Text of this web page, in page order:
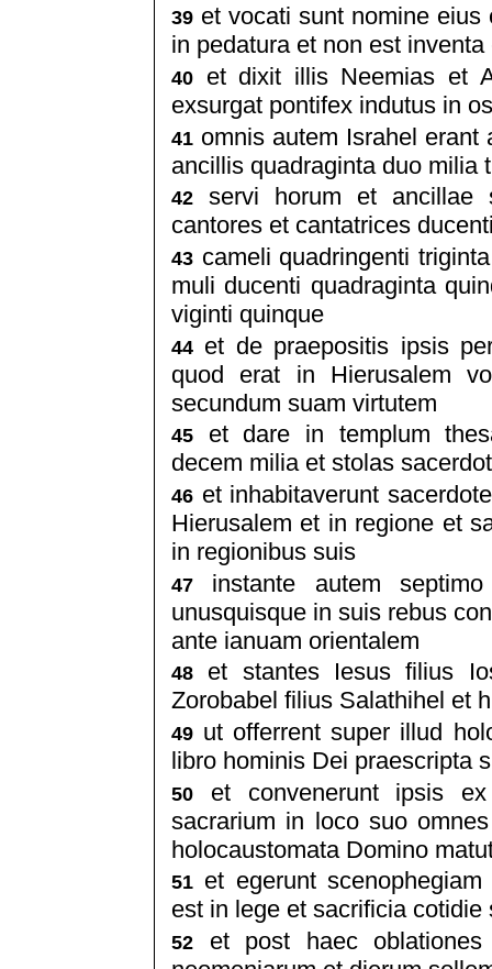
39 et vocati sunt nomine
in pedatura et non est
40
et dixit illis Neemias et
exsurgat pontifex indutus in
41 omnis autem Israhel erant
ancillis quadraginta duo milia
42
servi horum et ancillae
cantores et cantatrices
43 cameli quadringenti
muli ducenti quadraginta
viginti quinque
44 et de praepositis ipsis
quod erat in Hierusalem
secundum suam virtutem
45
et dare in templum
decem milia et stolas
46 et inhabitaverunt
Hierusalem et in regione et
in regionibus suis
47
instante autem
unusquisque in suis rebus
ante ianuam orientalem
48
et stantes Iesus filius
Zorobabel filius Salathihel et
49 ut offerrent super illud
libro hominis Dei praescripta
50
et convenerunt ipsis
sacrarium in loco suo
holocaustomata Domino
51 et egerunt
est in lege et sacrificia cotidie
52
et post haec